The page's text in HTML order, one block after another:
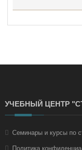
УЧЕБНЫЙ ЦЕНТР
Семинары и курсы по
Политика